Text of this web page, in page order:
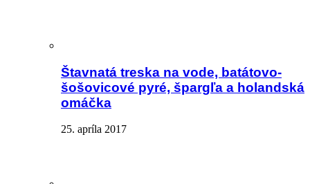
Štavnatá treska na vode, batátovo-
šošovicové pyré, špargľa a holandská
omáčka
25. apríla 2017